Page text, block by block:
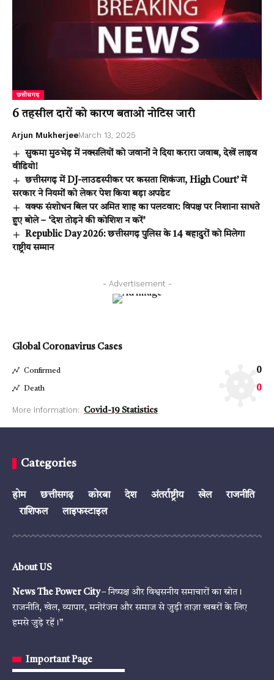
छत्तीसगढ़
6 तहसील दारों को कारण बताओ नोटिस जारी
Arjun MukherjeeMarch 13, 2025
सुकमा मुठभेड़ में नक्सलियों को जवानों ने दिया करारा जवाब, देखें लाइव
वीडियो!
छत्तीसगढ़ में DJ-लाउडस्पीकर पर कसता शिकंजा, High Court’ में
सरकार ने नियमों को लेकर पेश किया बड़ा अपडेट
वक्फ संशोधन बिल पर अमित शाह का पलटवार: विपक्ष पर निशाना साधते
हुए बोले – ‘देश तोड़ने की कोशिश न करें’
Republic Day 2026: छत्तीसगढ़ पुलिस के 14 बहादुरों को मिलेगा
राष्ट्रीय सम्मान
- Advertisement -
Global Coronavirus Cases
Confirmed 0
Death 0
More Information: Covid-19 Statistics
Categories
होम छत्तीसगढ़ कोरबा देश अंतर्राष्ट्रीय खेल
राजनीति
राशिफल
लाइफस्टाइल
About US
News The Power City– निष्पक्ष और विश्वसनीय समाचारों का स्रोत।
राजनीति, खेल, व्यापार, मनोरंजन और समाज से जुड़ी ताज़ा खबरों के लिए
हमसे जुड़े रहें।”
Important Page